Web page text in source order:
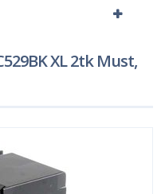
XL 2tk Must,